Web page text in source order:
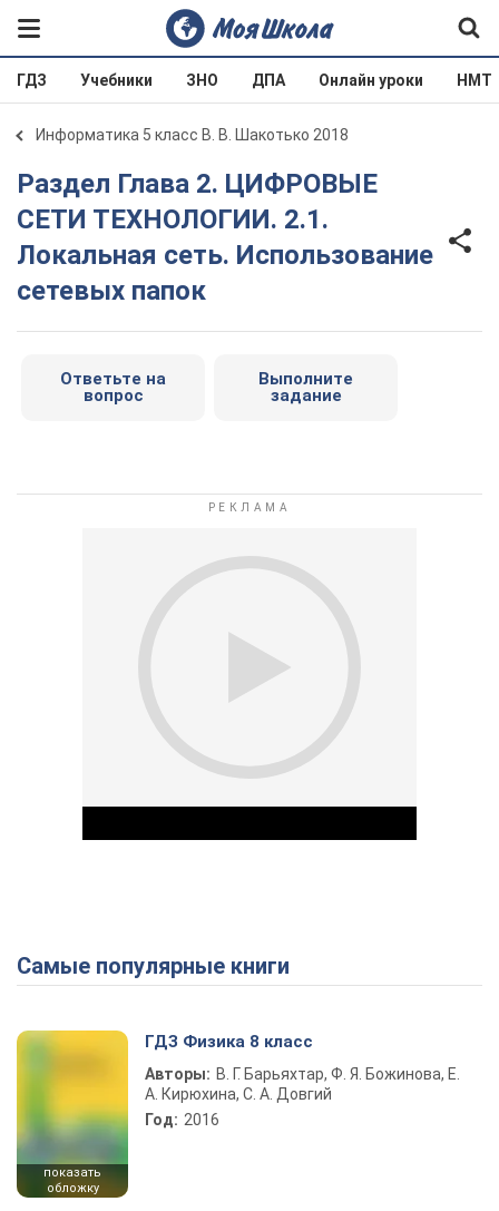
ГДЗ Учебники ЗНО ДПА Онлайн уроки НМТ
Информатика 5 класс В. В. Шакотько 2018
Раздел Глава 2. ЦИФРОВЫЕ
СЕТИ ТЕХНОЛОГИИ. 2.1.
Локальная сеть. Использование
сетевых папок
Ответьте на
вопрос
Выполните
задание
Play Video
Самые популярные книги
показать
обложку
ГДЗ Физика 8 класс
Авторы: В. Г. Барьяхтар, Ф. Я. Божинова, Е.
А. Кирюхина, С. А. Довгий
Год: 2016